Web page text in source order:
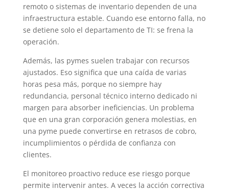
remoto o sistemas de inventario dependen de una
infraestructura estable. Cuando ese entorno falla, no
se detiene solo el departamento de TI: se frena la
operación.
Además, las pymes suelen trabajar con recursos
ajustados. Eso significa que una caída de varias
horas pesa más, porque no siempre hay
redundancia, personal técnico interno dedicado ni
margen para absorber ineficiencias. Un problema
que en una gran corporación genera molestias, en
una pyme puede convertirse en retrasos de cobro,
incumplimientos o pérdida de confianza con
clientes.
El monitoreo proactivo reduce ese riesgo porque
permite intervenir antes. A veces la acción correctiva